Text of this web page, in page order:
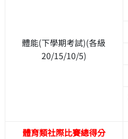
體能(下學期考試)(各級
20/15/10/5)
體育類社際比賽總得分